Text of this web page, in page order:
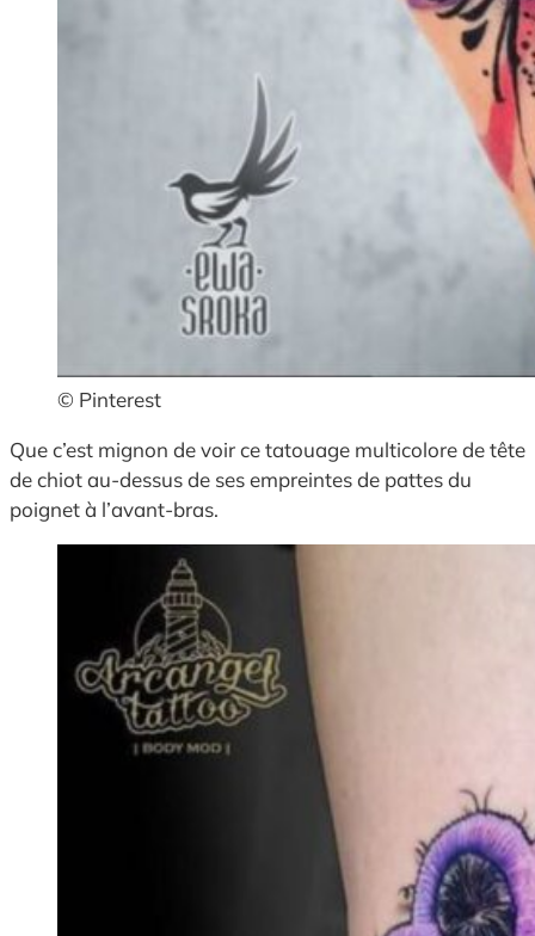
© Pinterest
Que c’est mignon de voir ce tatouage multicolore de tête
de chiot au-dessus de ses empreintes de pattes du
poignet à l’avant-bras.